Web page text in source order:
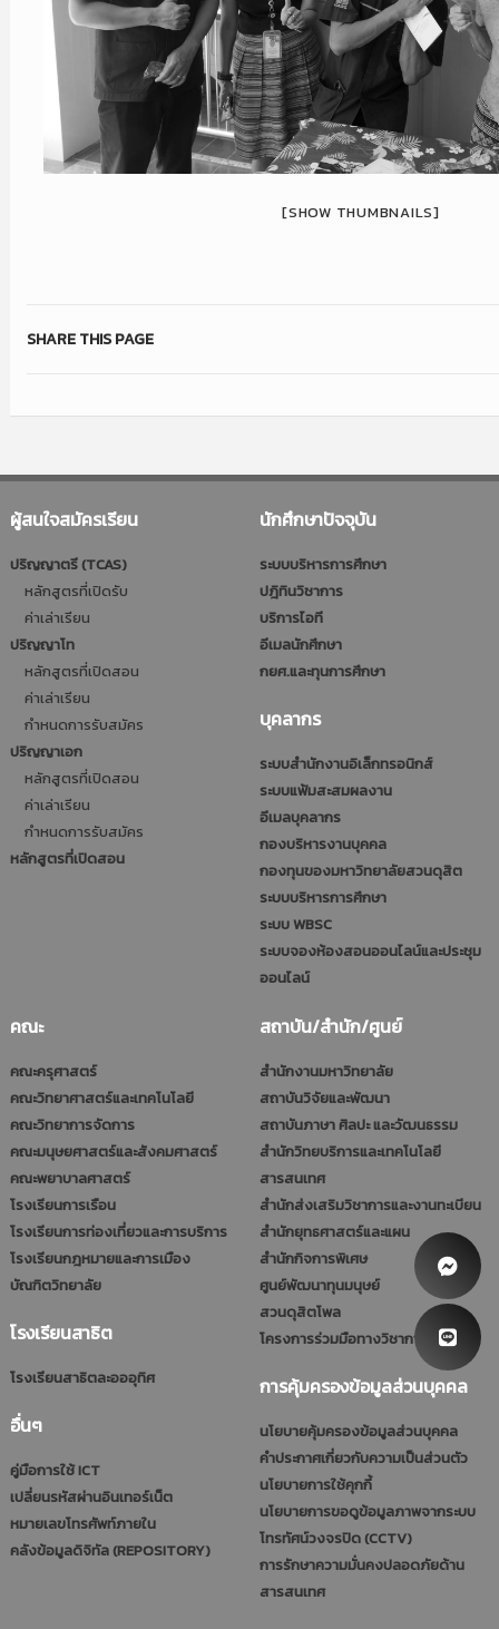
[SHOW THUMBNAILS]
SHARE THIS PAGE
ผู้สนใจสมัครเรียน
ปริญญาตรี (TCAS)
หลักสูตรที่เปิดรับ
ค่าเล่าเรียน
ปริญญาโท
หลักสูตรที่เปิดสอน
ค่าเล่าเรียน
กำหนดการรับสมัคร
ปริญญาเอก
หลักสูตรที่เปิดสอน
ค่าเล่าเรียน
กำหนดการรับสมัคร
หลักสูตรที่เปิดสอน
นักศึกษาปัจจุบัน
ระบบบริหารการศึกษา
ปฎิทินวิชาการ
บริการไอที
อีเมลนักศึกษา
กยศ.และทุนการศึกษา
บุคลากร
ระบบสำนักงานอิเล็กทรอนิกส์
ระบบแฟ้มสะสมผลงาน
อีเมลบุคลากร
กองบริหารงานบุคคล
กองทุนของมหาวิทยาลัยสวนดุสิต
ระบบบริหารการศึกษา
ระบบ WBSC
ระบบจองห้องสอนออนไลน์และประชุม
ออนไลน์
คณะ
คณะครุศาสตร์
คณะวิทยาศาสตร์และเทคโนโลยี
คณะวิทยาการจัดการ
คณะมนุษยศาสตร์และสังคมศาสตร์
คณะพยาบาลศาสตร์
โรงเรียนการเรือน
โรงเรียนการท่องเที่ยวและการบริการ
โรงเรียนกฎหมายและการเมือง
บัณฑิตวิทยาลัย
โรงเรียนสาธิต
โรงเรียนสาธิตละอออุทิศ
อื่นๆ
คู่มือการใช้ ICT
เปลี่ยนรหัสผ่านอินเทอร์เน็ต
หมายเลขโทรศัพท์ภายใน
คลังข้อมูลดิจิทัล (REPOSITORY)
สถาบัน/สำนัก/ศูนย์
สำนักงานมหาวิทยาลัย
สถาบันวิจัยและพัฒนา
สถาบันภาษา ศิลปะ และวัฒนธรรม
สำนักวิทยบริการและเทคโนโลยี
สารสนเทศ
สำนักส่งเสริมวิชาการและงานทะเบียน
สำนักยุทธศาสตร์และแผน
สำนักกิจการพิเศษ
ศูนย์พัฒนาทุนมนุษย์
สวนดุสิตโพล
โครงการร่วมมือทางวิชาการ (รมป.)
การคุ้มครองข้อมูลส่วนบุคคล
นโยบายคุ้มครองข้อมูลส่วนบุคคล
คำประกาศเกี่ยวกับความเป็นส่วนตัว
นโยบายการใช้คุกกี้
นโยบายการขอดูข้อมูลภาพจากระบบ
โทรทัศน์วงจรปิด (CCTV)
การรักษาความมั่นคงปลอดภัยด้าน
สารสนเทศ